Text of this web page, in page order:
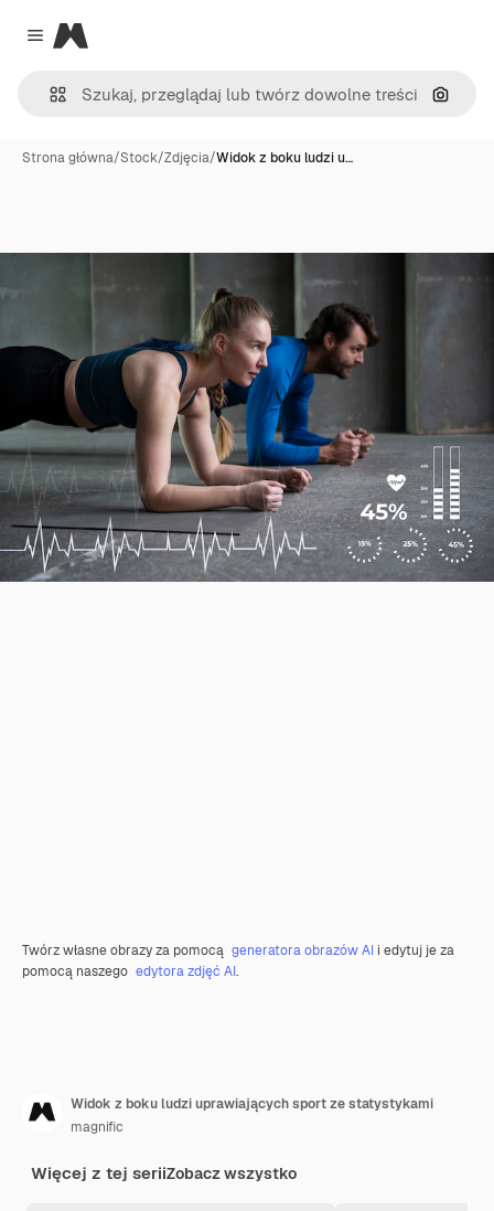
Close menu
Magnific
Szukaj
Strona główna/Stock/Zdjęcia/Widok z boku ludzi u…
Twórz własne obrazy za pomocą generatora obrazów AI i edytuj je za
pomocą naszego edytora zdjęć AI.
Widok z boku ludzi uprawiających sport ze statystykami
magnific
Więcej z tej seriiZobacz wszystko